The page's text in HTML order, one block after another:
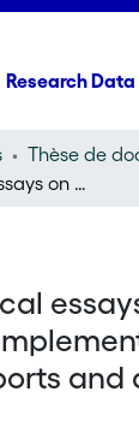
Research Data
Three empirical essays on the impact of complementarities between imports and absorptive capacity
and